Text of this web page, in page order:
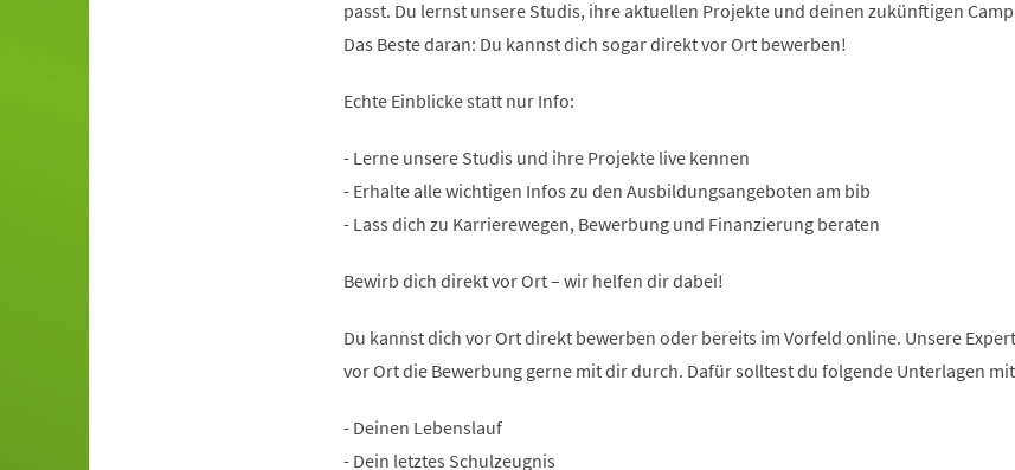
passt. Du lernst unsere Studis, ihre aktuellen Projekte und deinen zukünftigen
Das Beste daran: Du kannst dich sogar direkt vor Ort bewerben!
Echte Einblicke statt nur Info:
- Lerne unsere Studis und ihre Projekte live kennen
- Erhalte alle wichtigen Infos zu den Ausbildungsangeboten am bib
- Lass dich zu Karrierewegen, Bewerbung und Finanzierung beraten
Bewirb dich direkt vor Ort – wir helfen dir dabei!
Du kannst dich vor Ort direkt bewerben oder bereits im Vorfeld online. Unsere
vor Ort die Bewerbung gerne mit dir durch. Dafür solltest du folgende Unterlagen
- Deinen Lebenslauf
- Dein letztes Schulzeugnis